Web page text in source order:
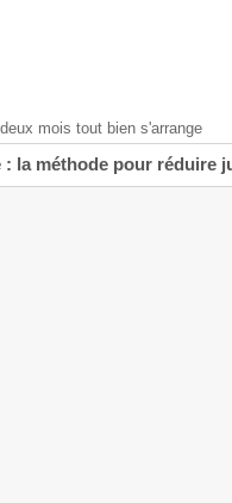
mois tout bien s'arrange
la méthode pour réduire